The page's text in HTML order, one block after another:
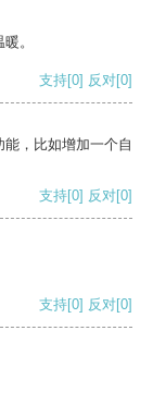
。
支持[0] 反对[0]
，比如增加一个自
支持[0] 反对[0]
支持[0] 反对[0]